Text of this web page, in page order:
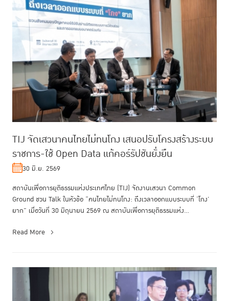
TIJ จัดเสวนาคนไทยไม่ทนโกง เสนอปรับโครงสร้างระบบ
ราชการ-ใช้ Open Data แก้คอร์รัปชันยั่งยืน
30 มิ.ย. 2569
สถาบันเพื่อการยุติธรรมแห่งประเทศไทย (TIJ) จัดงานเสวนา Common
Ground ชวน Talk ในหัวข้อ “คนไทยไม่ทนโกง: ถึงเวลาออกแบบระบบที่ ‘โกง’
ยาก” เมื่อวันที่ 30 มิถุนายน 2569 ณ สถาบันเพื่อการยุติธรรมแห่ง
Read More